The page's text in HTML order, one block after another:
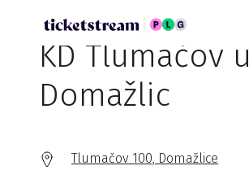
KD Tlumačov u
Domažlic
Tlumačov 100, Domažlice